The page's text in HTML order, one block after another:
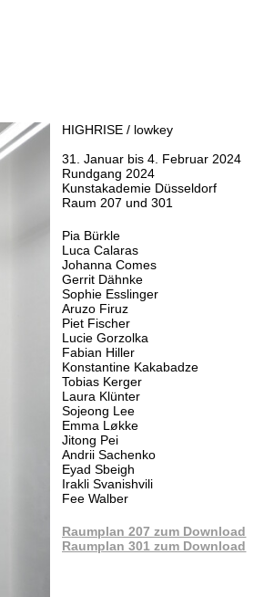
HIGHRISE / lowkey
31. Januar bis 4. Februar 2024
Rundgang 2024
Kunstakademie Düsseldorf
Raum 207 und 301
Pia Bürkle
Luca Calaras
Johanna Comes
Gerrit Dähnke
Sophie Esslinger
Aruzo Firuz
Piet Fischer
Lucie Gorzolka
Fabian Hiller
Konstantine Kakabadze
Tobias Kerger
Laura Klünter
Sojeong Lee
Emma Løkke
Jitong Pei
Andrii Sachenko
Eyad Sbeigh
Irakli Svanishvili
Fee Walber
Raumplan 207 zum Download
Raumplan 301 zum Download